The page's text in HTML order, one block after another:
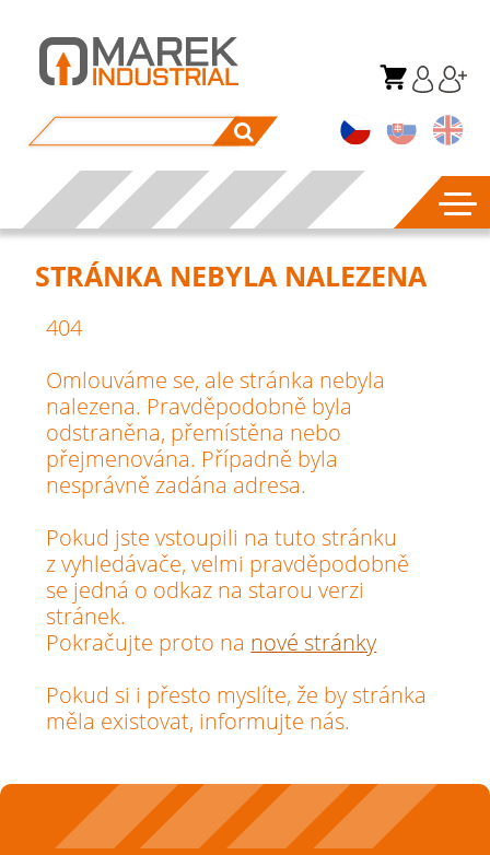
STRÁNKA NEBYLA NALEZENA
404
Omlouváme se, ale stránka nebyla
nalezena. Pravděpodobně byla
odstraněna, přemístěna nebo
přejmenována. Případně byla
nesprávně zadána adresa.
Pokud jste vstoupili na tuto stránku
z vyhledávače, velmi pravděpodobně
se jedná o odkaz na starou verzi
stránek.
Pokračujte proto na nové stránky
Pokud si i přesto myslíte, že by stránka
měla existovat, informujte nás.